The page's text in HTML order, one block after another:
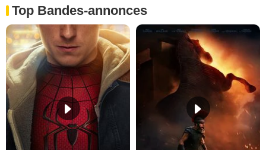
Top Bandes-annonces